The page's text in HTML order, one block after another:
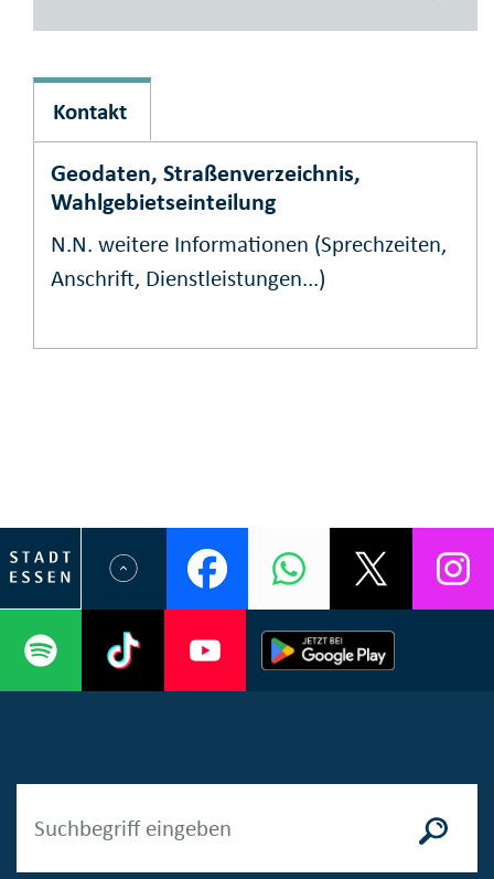
Kontakt
Geodaten, Straßenverzeichnis,
Wahlgebietseinteilung
N.N. weitere Informationen (Sprechzeiten,
Anschrift, Dienstleistungen...)